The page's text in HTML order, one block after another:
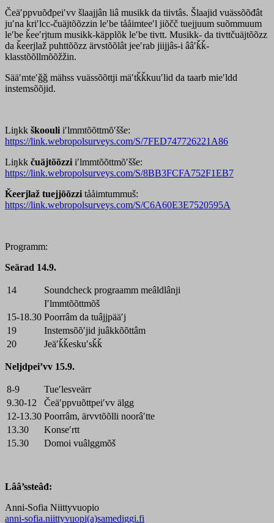
Čeäʹppvuõđpeiʹvv šlaajjân liâ musikk da tiivtâs. Šlaajid vuässõõđât
juʹna kriʹlcc-čuäjtõõzzin leʹbe tååimteeʹl jiõčč tuejjuum suõmmuum
leʹbe ǩeeʹrjtum musikk-käpplõk leʹbe tivtt. Musikk- da tivttčuäjtõõzz
da ǩeerjlaž puhttõõzz ärvstõõlât jeeʹrab jiijjâs-i ââʹǩǩ-
klasstõõllmõõžžin.
Sääʹmteʹǧǧ mähss vuässõõttji mäʹtǩǩkuuʹlid da taarb mieʹldd
instemsõõjid.
Liŋkk škoouli iʹlmmtõõttmõʹšše:
https://link.webropolsurveys.com/S/7FED747726221A86
Liŋkk čuäjtõõzzi iʹlmmtõõttmõʹšše:
https://link.webropolsurveys.com/S/8BB3FCFA752F1EB7
Ǩeerjlaž tuejjõõzzi tååimtummuš:
https://link.webropolsurveys.com/S/C6A60E3E7520595A
Programm:
Seärad 14.9.
14
Soundcheck prograamm meâldlânji
Iʹlmmtõõttmõš
15-18.30 Poorrâm da tuâjjpääʹj
19
Instemsõõʹjid juâkkõõttâm
20
Jeäʹǩǩeskuʹsǩǩ
Neljdpei’vv 15.9.
8-9
Tueʹlesveärr
9.30-12
Čeäʹppvuõttpeiʹvv älgg
12-13.30 Poorrâm, ärvvtõõlli noorâʹtte
13.30
Konseʹrtt
15.30
Domoi vuâlggmõš
Lââ’ssteâđ:
Anni-Sofia Niittyvuopio
anni-sofia.niittyvuopi(a)samediggi.fi